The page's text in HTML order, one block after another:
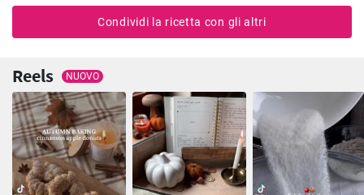
Condividi la ricetta con gli altri
Reels NUOVO